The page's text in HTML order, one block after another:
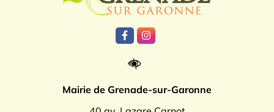
Lien vers le compte Facebook
Lien vers le compte
Mairie de Grenade-sur-Garonne